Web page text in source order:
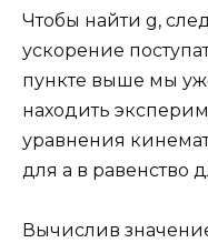
Чтобы найти g,
ускорение
пункте выше мы
находить
уравнения
для a в равенство
Вычислив